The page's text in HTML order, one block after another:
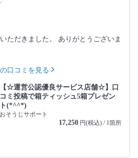
ただきました。 ありがとうございま
口コミを見る
【☆運営公認優良サービス店舗☆】口
コミ投稿で箱ティッシュ5箱プレゼン
ト(*^^*)
おそうじサポート
17,250 円(税込) / 1箇所